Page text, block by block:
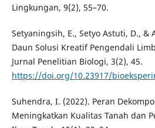
Lingkungan, 9(2), 55–70.
Setyaningsih, E., Setyo Astuti, D., &
Daun Solusi Kreatif Pengendali
Jurnal Penelitian Biologi, 3(2), 45.
https://doi.org/10.23917/
Suhendra, I. (2022). Peran
Meningkatkan Kualitas Tanah dan